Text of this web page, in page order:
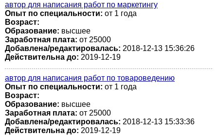
автор для написания работ по маркетингу
Опыт по специальности: от 1 года
Возраст:
Образование: высшее
Заработная плата: от 25000
Добавлена/редактировалась: 2018-12-13 15:36:26
Действительна до: 2019-12-19
автор для написания работ по товароведению
Опыт по специальности: от 1 года
Возраст:
Образование: высшее
Заработная плата: от 25000
Добавлена/редактировалась: 2018-12-13 15:33:36
Действительна до: 2019-12-19